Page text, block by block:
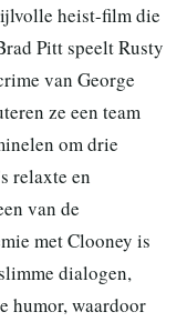
heist-film die
Pitt speelt Rusty
van George
ze een team
om drie
relaxte en
van de
met Clooney is
dialogen,
humor, waardoor